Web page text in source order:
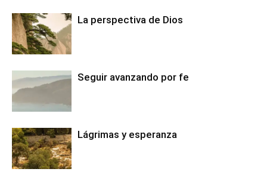
La perspectiva de Dios
Seguir avanzando por fe
Lágrimas y esperanza